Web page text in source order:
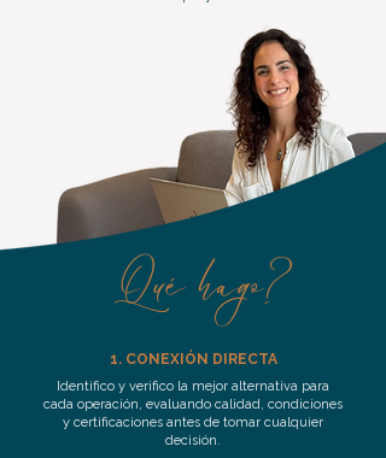
Identifico y verifico la mejor alternativa para
cada operación, evaluando calidad, condiciones
y certificaciones antes de tomar cualquier
decisión.
1. CONEXIÓN DIRECTA
Qué hago?